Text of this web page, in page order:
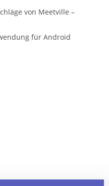
von Meetville –
für Android